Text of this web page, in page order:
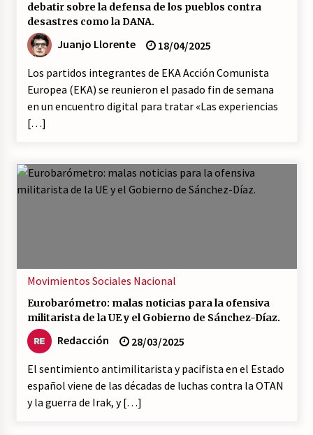
debatir sobre la defensa de los pueblos contra
desastres como la DANA.
Juanjo Llorente
18/04/2025
Los partidos integrantes de EKA Acción Comunista
Europea (EKA) se reunieron el pasado fin de semana
en un encuentro digital para tratar «Las experiencias
[…]
Movimientos Sociales Nacional
Eurobarómetro: malas noticias para la ofensiva
militarista de la UE y el Gobierno de Sánchez-Díaz.
Redacción
28/03/2025
El sentimiento antimilitarista y pacifista en el Estado
español viene de las décadas de luchas contra la OTAN
y la guerra de Irak, y […]